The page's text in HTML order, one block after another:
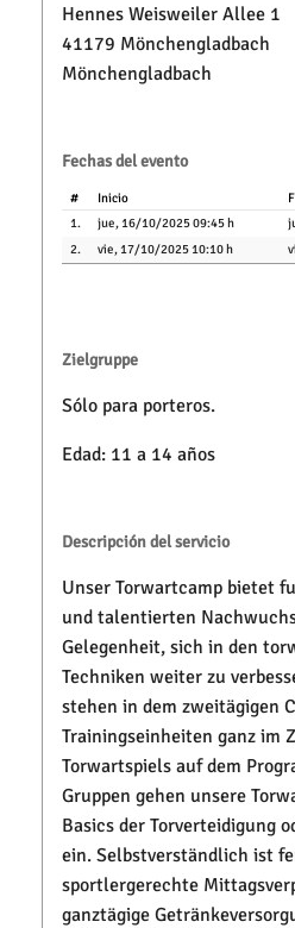
Hennes Weisweiler Allee 1
41179 Mönchengladbach
Mönchengladbach
Fechas del evento
# Inicio
1.
jue, 16/10/2025 09:45 h
2.
vie, 17/10/2025 10:10 h
Zielgruppe
Sólo para porteros.
Edad: 11 a 14 años
Descripción del servicio
Unser Torwartcamp bietet
und talentierten
Gelegenheit, sich in den
Techniken weiter zu
stehen in dem zweitägigen
Trainingseinheiten ganz im
Torwartspiels auf dem
Gruppen gehen unsere
Basics der Torverteidigung
ein. Selbstverständlich ist
sportlergerechte
ganztägige